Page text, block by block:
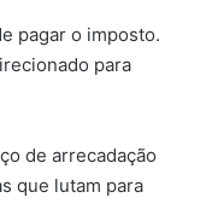
pagar o imposto.
para
de arrecadação
que lutam para